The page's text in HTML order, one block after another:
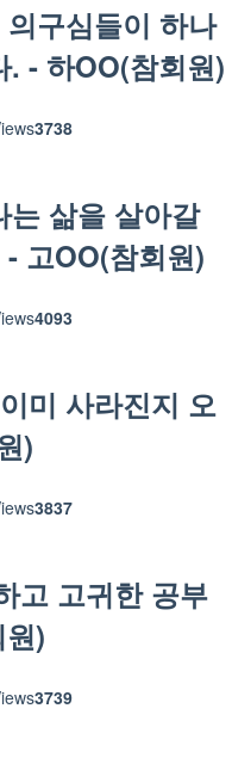
구심들이 하나
. - 하OO(참회원)
3738
는 삶을 살아갈
고OO(참회원)
4093
미 사라진지 오
)
3837
고 고귀한 공부
)
3739